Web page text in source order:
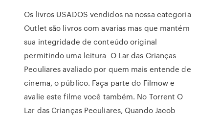
Os livros USADOS vendidos na nossa categoria
Outlet são livros com avarias mas que mantém
sua integridade de conteúdo original
permitindo uma leitura O Lar das Crianças
Peculiares avaliado por quem mais entende de
cinema, o público. Faça parte do Filmow e
avalie este filme você também. No Torrent O
Lar das Crianças Peculiares, Quando Jacob